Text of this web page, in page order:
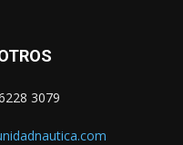
3079